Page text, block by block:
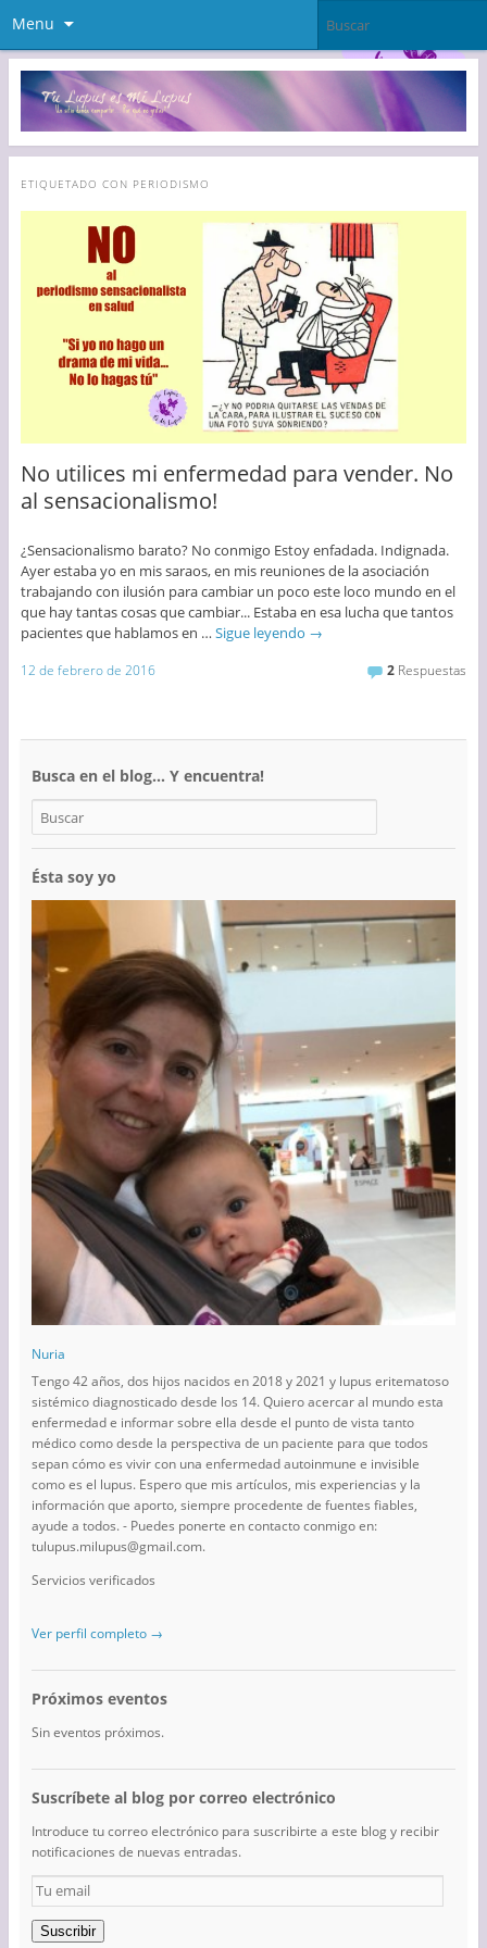
Menu
ETIQUETADO CON PERIODISMO
No utilices mi enfermedad para vender. No
al sensacionalismo!
¿Sensacionalismo barato? No conmigo Estoy enfadada. Indignada.
Ayer estaba yo en mis saraos, en mis reuniones de la asociación
trabajando con ilusión para cambiar un poco este loco mundo en el
que hay tantas cosas que cambiar... Estaba en esa lucha que tantos
pacientes que hablamos en … Sigue leyendo →
12 de febrero de 2016 2 Respuestas
Busca en el blog… Y encuentra!
Ésta soy yo
Nuria
Tengo 42 años, dos hijos nacidos en 2018 y 2021 y lupus eritematoso
sistémico diagnosticado desde los 14. Quiero acercar al mundo esta
enfermedad e informar sobre ella desde el punto de vista tanto
médico como desde la perspectiva de un paciente para que todos
sepan cómo es vivir con una enfermedad autoinmune e invisible
como es el lupus. Espero que mis artículos, mis experiencias y la
información que aporto, siempre procedente de fuentes fiables,
ayude a todos. - Puedes ponerte en contacto conmigo en:
tulupus.milupus@gmail.com.
Servicios verificados
Ver perfil completo →
Próximos eventos
Sin eventos próximos.
Suscríbete al blog por correo electrónico
Introduce tu correo electrónico para suscribirte a este blog y recibir
notificaciones de nuevas entradas.
Tu
email
Suscribir